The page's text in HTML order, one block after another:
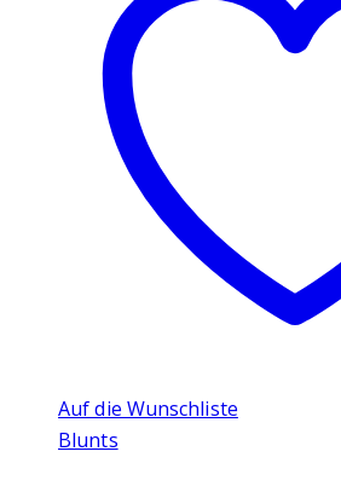
Auf die Wunschliste
Blunts